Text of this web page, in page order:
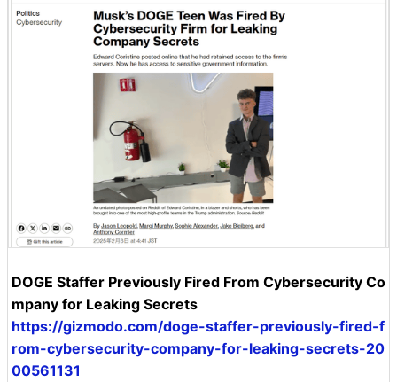
DOGE Staffer Previously Fired From Cybersecurity Co
mpany for Leaking Secrets
https://gizmodo.com/doge-staffer-previously-fired-f
rom-cybersecurity-company-for-leaking-secrets-20
00561131